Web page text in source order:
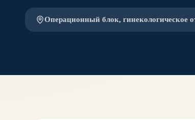
Операционный блок, гинекологическое